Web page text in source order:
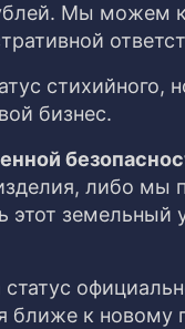
Мы можем
стихийного,
бизнес.
либо мы
земельный
ближе к новому